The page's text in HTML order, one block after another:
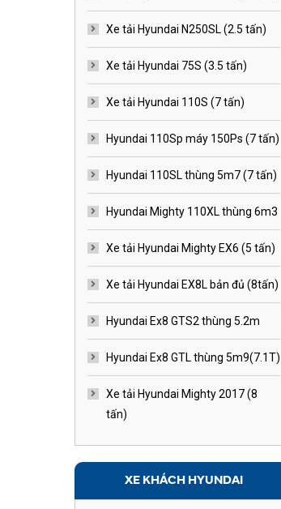
Xe tải Hyundai N250SL (2.5 tấn)
Xe tải Hyundai 75S (3.5 tấn)
Xe tải Hyundai 110S (7 tấn)
Hyundai 110Sp máy 150Ps (7 tấn)
Hyundai 110SL thùng 5m7 (7 tấn)
Hyundai Mighty 110XL thùng 6m3
Xe tải Hyundai Mighty EX6 (5 tấn)
Xe tải Hyundai EX8L bản đủ (8tấn)
Hyundai Ex8 GTS2 thùng 5.2m
Hyundai Ex8 GTL thùng 5m9(7.1T)
Xe tải Hyundai Mighty 2017 (8
tấn)
XE KHÁCH HYUNDAI